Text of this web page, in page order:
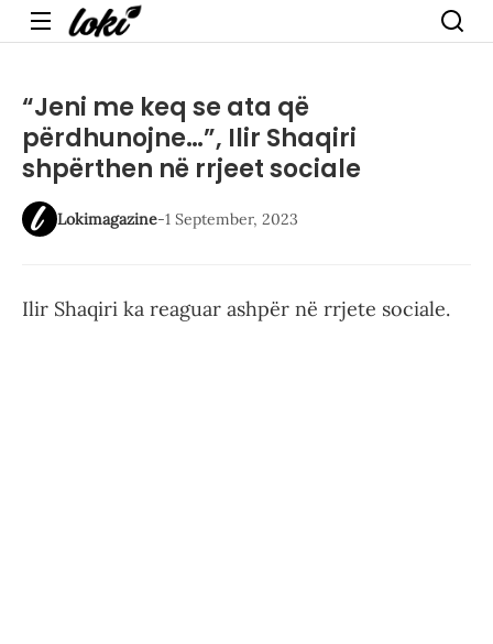
Menu
“Jeni me keq se ata që
përdhunojne…”, Ilir Shaqiri
shpërthen në rrjeet sociale
Lokimagazine-1 September, 2023
Ilir Shaqiri ka reaguar ashpër në rrjete sociale.